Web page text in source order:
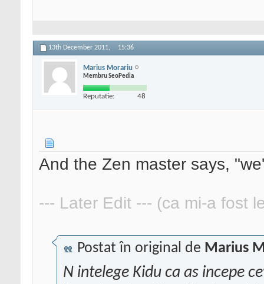
13th December 2011, 15:36
Marius Morariu
Membru SeoPedia
Reputatie: 48
And the Zen master says,
--- Later Edit --- (ca mi-a fost
Postat în original de Marius
N intelege Kidu ca as incepe